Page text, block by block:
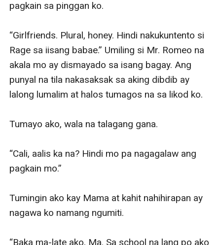
pagkain sa pinggan ko.
“Girlfriends. Plural, honey. Hindi nakukuntento si
Rage sa iisang babae.” Umiling si Mr. Romeo na
akala mo ay dismayado sa isang bagay. Ang
punyal na tila nakasaksak sa aking dibdib ay
lalong lumalim at halos tumagos na sa likod ko.
Tumayo ako, wala na talagang gana.
“Cali, aalis ka na? Hindi mo pa nagagalaw ang
pagkain mo.”
Tumingin ako kay Mama at kahit nahihirapan ay
nagawa ko namang ngumiti.
“Baka ma-late ako, Ma. Sa school na lang po ako